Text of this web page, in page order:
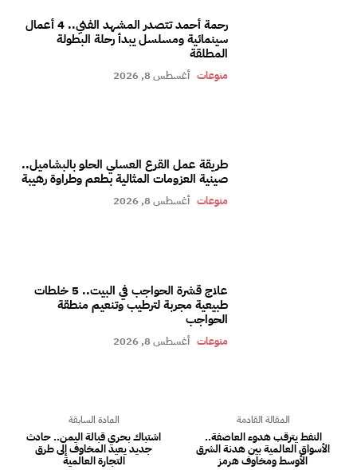
رحمة أحمد تتصدر المشهد الفني.. 4 أعمال
سينمائية ومسلسل يبدأ رحلة البطولة
المطلقة
منوعات أغسطس 8, 2026
طريقة عمل القرع العسلي الحلو بالبشاميل..
صينية العزومات المثالية بطعم وطراوة رهيبة
منوعات أغسطس 8, 2026
علاج قشرة الحواجب في البيت.. 5 خلطات
طبيعية مجربة لترطيب وتنعيم منطقة
الحواجب
منوعات أغسطس 8, 2026
المادة السابقة
اشتباك بحري قبالة اليمن.. حادث
جديد يعيد المخاوف إلى طرق
التجارة العالمية
المقالة القادمة
النفط يترقب هدوء العاصفة..
الأسواق العالمية بين هدنة الشرق
الأوسط ومخاوف هرمز